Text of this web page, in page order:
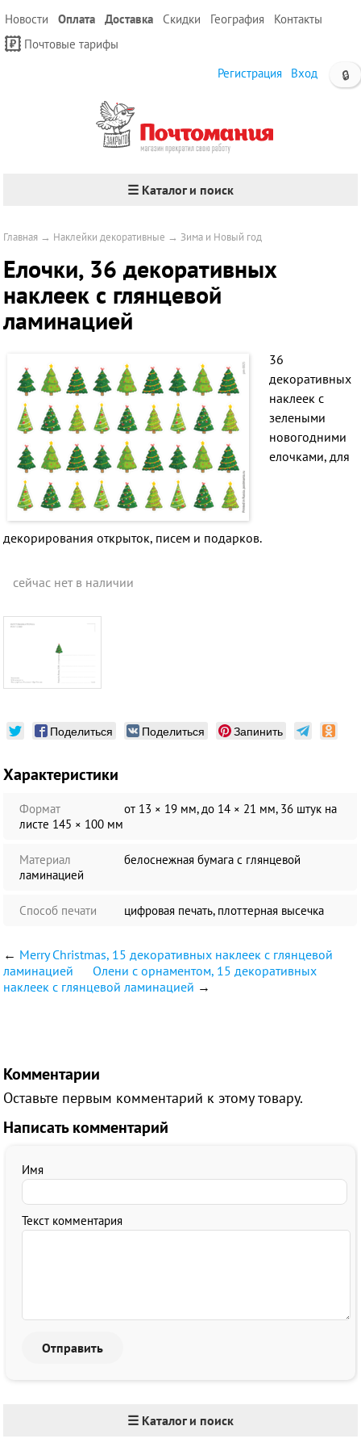
Новости Оплата Доставка Скидки География
Контакты
Почтовые тарифы
🔒
Регистрация Вход
☰ Каталог и поиск
Главная → Наклейки декоративные →Зима и Новый год
Елочки, 36 декоративных
наклеек с глянцевой
ламинацией
36
декоративных
наклеек с
зелеными
новогодними
елочками, для
декорирования открыток, писем и подарков.
сейчас нет в наличии
Поделиться Поделиться Запинить
Характеристики
Формат
от 13 × 19 мм, до 14 × 21 мм, 36 штук на
листе 145 × 100 мм
Материал
белоснежная бумага c глянцевой
ламинацией
Способ печати цифровая печать, плоттерная высечка
← Merry Christmas, 15 декоративных наклеек с глянцевой
ламинацией
Олени с орнаментом, 15 декоративных
наклеек с глянцевой ламинацией →
Комментарии
Оставьте первым комментарий к этому товару.
Написать комментарий
Имя
Текст комментария
☰ Каталог и поиск